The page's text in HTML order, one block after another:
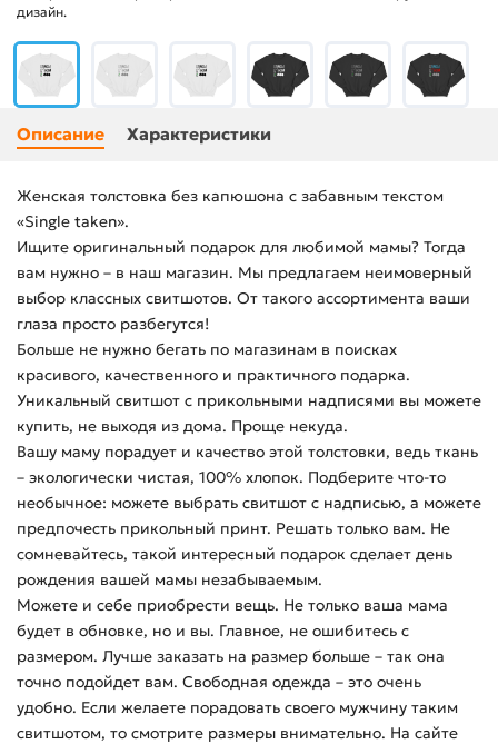
дизайн.
Описание Характеристики
Женская толстовка без капюшона с забавным текстом
«Single taken».
Ищите оригинальный подарок для любимой мамы? Тогда
вам нужно – в наш магазин. Мы предлагаем неимоверный
выбор классных свитшотов. От такого ассортимента ваши
глаза просто разбегутся!
Больше не нужно бегать по магазинам в поисках
красивого, качественного и практичного подарка.
Уникальный свитшот с прикольными надписями вы можете
купить, не выходя из дома. Проще некуда.
Вашу маму порадует и качество этой толстовки, ведь ткань
– экологически чистая, 100% хлопок. Подберите что-то
необычное: можете выбрать свитшот с надписью, а можете
предпочесть прикольный принт. Решать только вам. Не
сомневайтесь, такой интересный подарок сделает день
рождения вашей мамы незабываемым.
Можете и себе приобрести вещь. Не только ваша мама
будет в обновке, но и вы. Главное, не ошибитесь с
размером. Лучше заказать на размер больше – так она
точно подойдет вам. Свободная одежда – это очень
удобно. Если желаете порадовать своего мужчину таким
свитшотом, то смотрите размеры внимательно. На сайте